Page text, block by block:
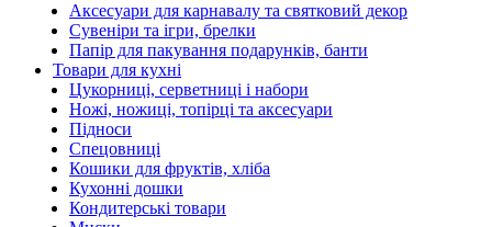
Аксесуари для карнавалу та святковий декор
Сувеніри та ігри, брелки
Папір для пакування подарунків, банти
Товари для кухні
Цукорниці, серветниці і набори
Ножі, ножиці, топірці та аксесуари
Підноси
Спецовниці
Кошики для фруктів, хліба
Кухонні дошки
Кондитерські товари